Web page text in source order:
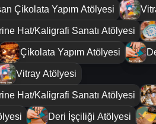
Çikolata Yapım Atölyesi
Hat/Kaligrafi Sanatı Atölyesi
Çikolata Yapım Atölyesi
Vitray Atölyesi
Hat/Kaligrafi Sanatı Atölyesi
Deri İşçiliği Atölyesi